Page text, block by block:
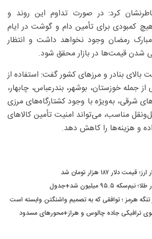
کرد: در صورت تداوم این روند و
کمبودی برای تأمین دام و گوشت در ایام
رمضان وجود نخواهد داشت و انتظار
شدن قیمت‌ها در بازار محقق شود.
بالای بنادر و مرزهای کشور گفت: استفاده از
از جمله خوزستان، بوشهر، بندرعباس، چابهار،
شرقی، به‌ویژه با وجود کشتارگاه‌های مرزی
مناسب، می‌تواند امنیت تأمین کالاهای
و هزینه‌ها را کاهش دهد.
دلار ۱۸۷ هزار تومان شد
۹۵.۵ میلیون شد+جدول
تنگه هرمز ؛ توافقی که به تصمیم واشنگتن وابسته است
ترافیکی جاده چالوس و هراز+محورهای مسدود